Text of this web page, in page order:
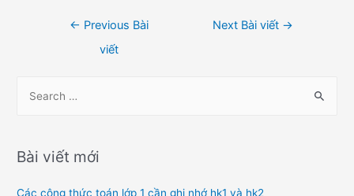
← Previous Bài
viết
Next Bài viết →
r
h
Bài viết mới
Các công thức toán lớp 1 cần ghi nhớ hk1 và hk2